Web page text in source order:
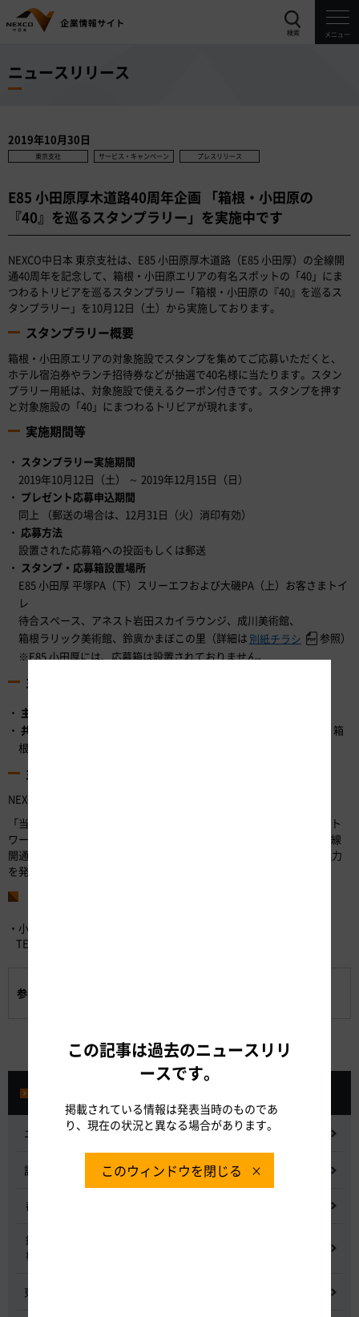
検索 メニュー
ニュースリリース
2019年10月30日
東京支社 サービス・キャンペーン プレスリリース
E85 小田原厚木道路40周年企画 「箱根・小田原の
『40』を巡るスタンプラリー」を実施中です
NEXCO中日本 東京支社は、E85 小田原厚木道路（E85 小田厚）の全線開
通40周年を記念して、箱根・小田原エリアの有名スポットの「40」にま
つわるトリビアを巡るスタンプラリー「箱根・小田原の『40』を巡るス
タンプラリー」を10月12日（土）から実施しております。
スタンプラリー概要
箱根・小田原エリアの対象施設でスタンプを集めてご応募いただくと、
ホテル宿泊券やランチ招待券などが抽選で40名様に当たります。スタン
プラリー用紙は、対象施設で使えるクーポン付きです。スタンプを押す
と対象施設の「40」にまつわるトリビアが現れます。
実施期間等
スタンプラリー実施期間
2019年10月12日（土） ～ 2019年12月15日（日）
プレゼント応募申込期間
同上 （郵送の場合は、12月31日（火）消印有効）
応募方法
設置された応募箱への投函もしくは郵送
スタンプ・応募箱設置場所
E85 小田厚 平塚PA（下）スリーエフおよび大磯PA（上）お客さまトイ
レ
待合スペース、アネスト岩田スカイラウンジ、成川美術館、
箱根ラリック美術館、鈴廣かまぼこの里（詳細は 別紙チラシ
参照）
※E85 小田厚には、応募箱は設置されておりません。
主催・共催
主催
共催
アネスト岩田ターンパイク箱根、小田原鈴廣、成川美術館、箱
根ラリック美術館（50音順）
主催者コメント
NEXCO中日本東京支社長 中井俊雄 コメント
「当社は、沿線地域の自治体や企業の皆さまと連携して高速道路ネット
ワークを活かした地域活性化に取り組んでいます。小田原厚木道路全線
開通40周年を機に、スタンプラリーを通じて箱根・小田原エリアの魅力
を発見していただきたく、ぜひお出かけください。」
・小田原厚木道路40周年企画スタンプラリー事務局
TEL：0465-23-0381（9:00～17:00）
参考資料:
ニュースリリース
記者会見
都市間高速道路料金割引検討会
鋼少数主桁橋の床版下面吹付コンクリートはく離・落下事象調査
検討委員会
東名高速道路宇利トンネル照明灯具落下事象調査検討会
この記事は過去のニュースリリ
ースです。
掲載されている情報は発表当時のものであ
り、現在の状況と異なる場合があります。
このウィンドウを閉じる